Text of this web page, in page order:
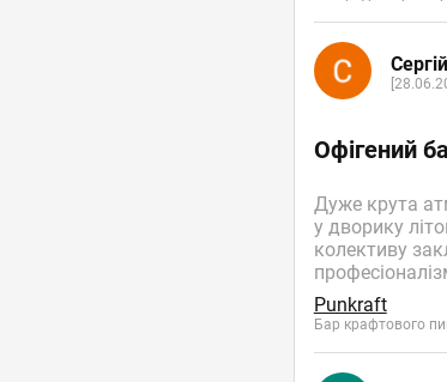
Офігений
Дуже крута
у дворику
колективу
Punkraft
Бар крафтового